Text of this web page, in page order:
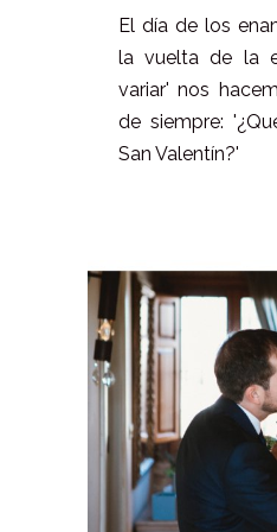
El día de los
la vuelta de la
variar' nos
de siempre:
San Valentín?'